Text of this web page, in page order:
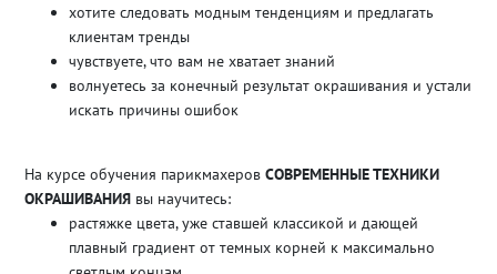
хотите следовать модным тенденциям и предлагать
клиентам тренды
чувствуете, что вам не хватает знаний
волнуетесь за конечный результат окрашивания и устали
искать причины ошибок
На курсе обучения парикмахеров СОВРЕМЕННЫЕ ТЕХНИКИ
ОКРАШИВАНИЯ вы научитесь:
растяжке цвета, уже ставшей классикой и дающей
плавный градиент от темных корней к максимально